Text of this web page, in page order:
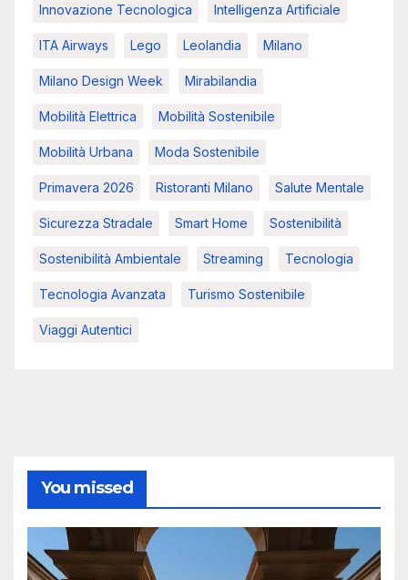
Innovazione Tecnologica Intelligenza Artificiale
ITA Airways Lego Leolandia Milano
Milano Design Week Mirabilandia
Mobilità Elettrica Mobilità Sostenibile
Mobilità Urbana Moda Sostenibile
Primavera 2026 Ristoranti Milano Salute Mentale
Sicurezza Stradale Smart Home Sostenibilità
Sostenibilità Ambientale Streaming Tecnologia
Tecnologia Avanzata Turismo Sostenibile
Viaggi Autentici
You missed